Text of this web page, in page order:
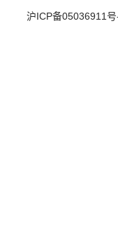
沪ICP备05036911